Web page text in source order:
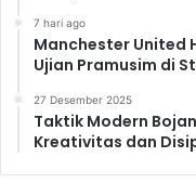
7 hari ago
Manchester United
Ujian Pramusim di
27 Desember 2025
Taktik Modern
Kreativitas dan